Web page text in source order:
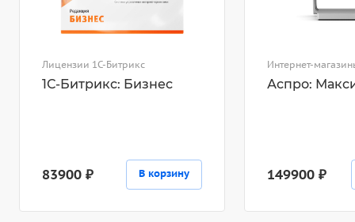
Лицензии 1С-Битрикс
1С-Битрикс: Бизнес
83900 ₽ В корзину
Интернет-
Аспро:
149900 ₽